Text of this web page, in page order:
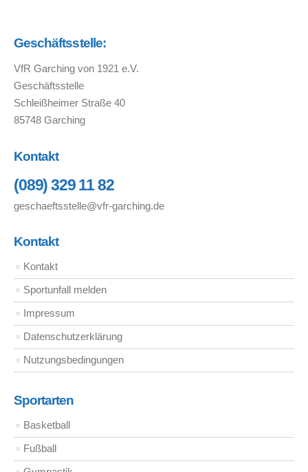
Geschäftsstelle:
VfR Garching von 1921 e.V.
Geschäftsstelle
Schleißheimer Straße 40
85748 Garching
Kontakt
(089) 329 11 82
geschaeftsstelle@vfr-garching.de
Kontakt
Kontakt
Sportunfall melden
Impressum
Datenschutzerklärung
Nutzungsbedingungen
Sportarten
Basketball
Fußball